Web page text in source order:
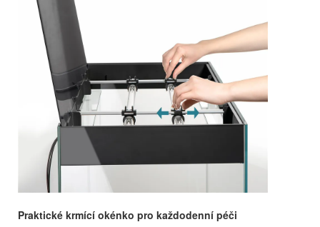
Praktické krmící okénko pro každodenní péči